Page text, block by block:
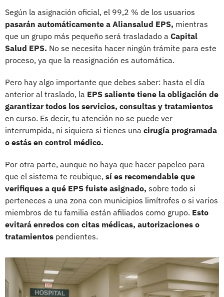
Según la asignación oficial, el 99,2 % de los usuarios
pasarán automáticamente a Aliansalud EPS, mientras
que un grupo más pequeño será trasladado a Capital
Salud EPS. No se necesita hacer ningún trámite para este
proceso, ya que la reasignación es automática.
Pero hay algo importante que debes saber: hasta el día
anterior al traslado, la EPS saliente tiene la obligación de
garantizar todos los servicios, consultas y tratamientos
en curso. Es decir, tu atención no se puede ver
interrumpida, ni siquiera si tienes una cirugía programada
o estás en control médico.
Por otra parte, aunque no haya que hacer papeleo para
que el sistema te reubique, sí es recomendable que
verifiques a qué EPS fuiste asignado, sobre todo si
perteneces a una zona con municipios limítrofes o si varios
miembros de tu familia están afiliados como grupo. Esto
evitará enredos con citas médicas, autorizaciones o
tratamientos pendientes.